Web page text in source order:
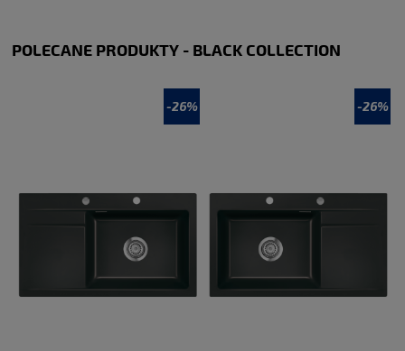
POLECANE PRODUKTY - BLACK COLLECTION
-26% -26%